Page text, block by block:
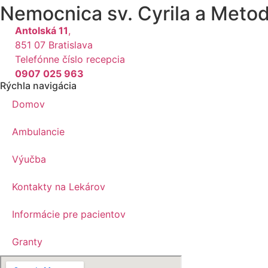
Nemocnica sv. Cyrila a
Antolská 11,
851 07 Bratislava
Telefónne číslo recepcia
0907 025 963
Rýchla navigácia
Domov
Ambulancie
Výučba
Kontakty na Lekárov
Informácie pre pacientov
Granty